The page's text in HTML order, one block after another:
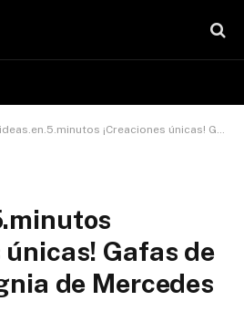
¡Creaciones únicas! Gafas de sol con insignia de Mercedes y
únicas! Gafas de
de Mercedes